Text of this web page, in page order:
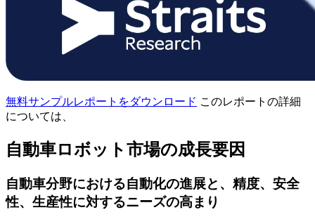
無料サンプルレポートをダウンロード このレポートの詳細
については、
自動車ロボット市場の成長要因
自動車分野における自動化の進展と、精度、安全
性、生産性に対するニーズの高まり